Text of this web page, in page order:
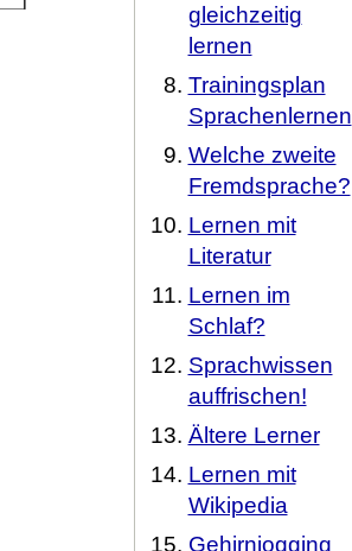
gleichzeitig
lernen
Trainingsplan
Sprachenlernen
Welche zweite
Fremdsprache?
Lernen mit
Literatur
Lernen im
Schlaf?
Sprachwissen
auffrischen!
Ältere Lerner
Lernen mit
Wikipedia
Gehirnjogging